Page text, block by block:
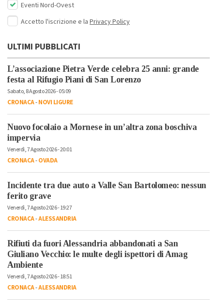
Eventi Nord-Ovest
Accetto l'iscrizione e la Privacy Policy
ULTIMI PUBBLICATI
L’associazione Pietra Verde celebra 25 anni: grande
festa al Rifugio Piani di San Lorenzo
Sabato, 8 Agosto 2026 - 05:09
CRONACA-NOVI LIGURE
Nuovo focolaio a Mornese in un’altra zona boschiva
impervia
Venerdì, 7 Agosto 2026 - 20:01
CRONACA-OVADA
Incidente tra due auto a Valle San Bartolomeo: nessun
ferito grave
Venerdì, 7 Agosto 2026 - 19:27
CRONACA-ALESSANDRIA
Rifiuti da fuori Alessandria abbandonati a San
Giuliano Vecchio: le multe degli ispettori di Amag
Ambiente
Venerdì, 7 Agosto 2026 - 18:51
CRONACA-ALESSANDRIA